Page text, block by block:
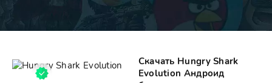
Скачать Hungry Shark
Evolution Андроид